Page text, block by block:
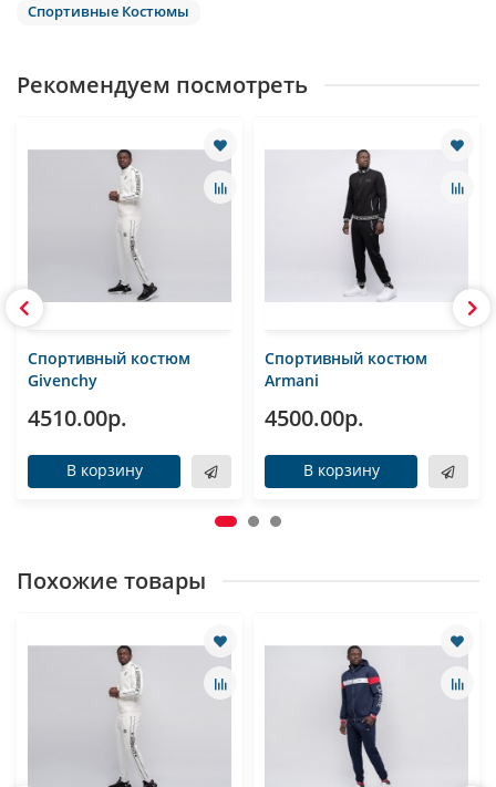
Спортивные Костюмы
Рекомендуем посмотреть
Спортивный костюм
Givenchy
4510.00р.
В корзину
Спортивный костюм
Armani
4500.00р.
В корзину
Похожие товары